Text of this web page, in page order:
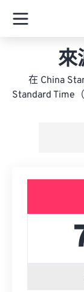
來
在 China
Standard Time